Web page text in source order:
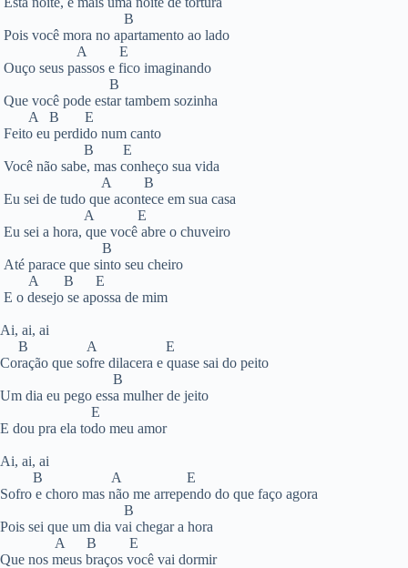
B
Pois você mora no apartamento ao lado
A E
Ouço seus passos e fico imaginando
B
Que você pode estar tambem sozinha
A B E
Feito eu perdido num canto
B E
Você não sabe, mas conheço sua vida
A B
Eu sei de tudo que acontece em sua casa
A E
Eu sei a hora, que você abre o chuveiro
B
Até parace que sinto seu cheiro
A B E
E o desejo se apossa de mim
Ai, ai, ai
B A E
Coração que sofre dilacera e quase sai do peito
B
Um dia eu pego essa mulher de jeito
E
E dou pra ela todo meu amor
Ai, ai, ai
B A E
Sofro e choro mas não me arrependo do que faço agora
B
Pois sei que um dia vai chegar a hora
A B E
Que nos meus braços você vai dormir